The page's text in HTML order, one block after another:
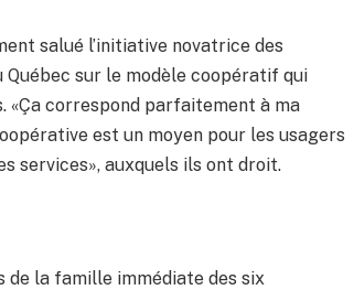
salué l’initiative novatrice des
sur le modèle coopératif qui
«Ça correspond parfaitement à ma
est un moyen pour les usagers
services», auxquels ils ont droit.
de la famille immédiate des six